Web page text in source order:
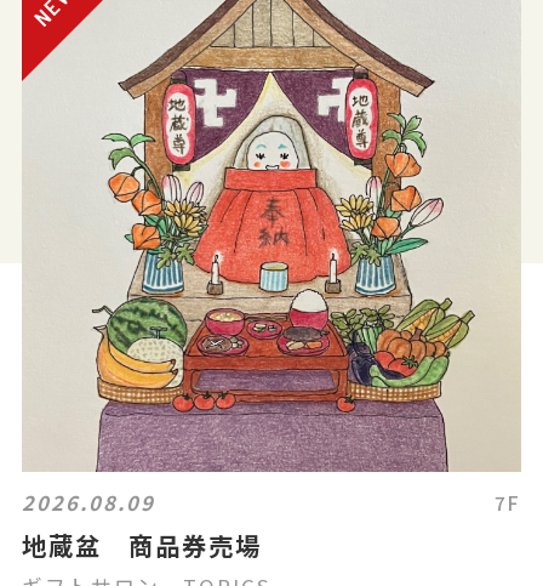
2026.08.09 7F
地蔵盆 商品券売場